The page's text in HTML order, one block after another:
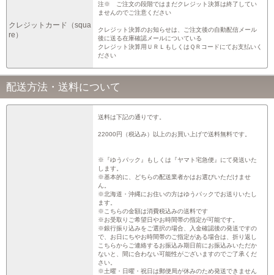
クレジットカード（squa
re）
注※ ご注文の段階ではまだクレジット決算は終了してい
ませんのでご注意ください
クレジット決算のお知らせは、ご注文後の自動配信メール
後に送る在庫確認メールについている
クレジット決算用ＵＲＬもしくはＱＲコードにてお支払いく
ださい
配送方法・送料について
送料は下記の通りです。
22000円（税込み）以上のお買い上げで送料無料です。
※『ゆうパック』もしくは『ヤマト宅急便』にて発送いた
します。
※基本的に、どちらの配送業者かはお選びいただけませ
ん。
※北海道・沖縄にお住いの方はゆうパックでお送りいたし
ます。
※こちらの金額は消費税込みの送料です
※お受取りご希望日やお時間帯の指定が可能です。
※銀行振り込みをご選択の場合、入金確認後の発送ですの
で、お日にちやお時間帯のご指定がある場合は、折り返し
こちらからご連絡するお振込み期日前にお振込みいただか
ないと、間に合わない可能性がございますのでご了承くだ
さい。
※土曜・日曜・祝日は郵便局が休みのため発送できません